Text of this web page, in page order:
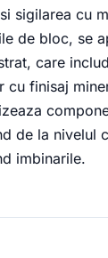
sigilarea cu
de bloc, se
care
cu finisaj
de la nivelul
imbinarile.